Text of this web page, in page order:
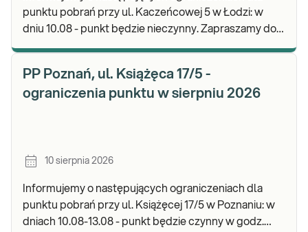
punktu pobrań przy ul. Kaczeńcowej 5 w Łodzi: w
dniu 10.08 - punkt będzie nieczynny. Zapraszamy do
PP Poznań, ul. Książęca 17/5 -
ograniczenia punktu w sierpniu 2026
10 sierpnia 2026
Informujemy o następujących ograniczeniach dla
punktu pobrań przy ul. Książęcej 17/5 w Poznaniu: w
dniach 10.08-13.08 - punkt będzie czynny w godz.